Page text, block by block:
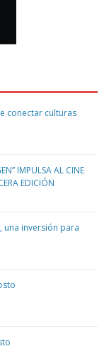
conectar culturas
IMPULSA AL CINE
EDICIÓN
una inversión para